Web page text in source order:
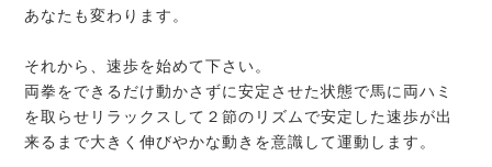
あなたも変わります。
それから、速歩を始めて下さい。
両拳をできるだけ動かさずに安定させた状態で馬に両ハミ
を取らせリラックスして２節のリズムで安定した速歩が出
来るまで大きく伸びやかな動きを意識して運動します。